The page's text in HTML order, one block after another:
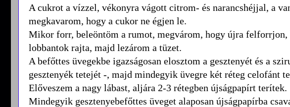
A cukrot a vízzel, vékonyra vágott citrom- és narancshéjjal, a
megkavarom, hogy a cukor ne égjen le.
Mikor forr, beleöntöm a rumot, megvárom, hogy újra felforrjon,
lobbantok rajta, majd lezárom a tüzet.
A befőttes üvegekbe igazságosan elosztom a gesztenyét és a
gesztenyék tetejét -, majd mindegyik üvegre két réteg celofánt
Előveszem a nagy lábast, aljára 2-3 rétegben újságpapírt terítek.
Mindegyik gesztenyebefőttes üveget alaposan újságpapírba